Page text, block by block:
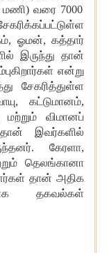
மணி) வரை 7000
, ஓமன், கத்தார்
இருந்து தான்
என்று
சேகரித்துள்ள
, கட்டுமானம்,
மற்றும்
விமானப்
தான்
இவர்களில்
. கேரளா,
தெலங்கானா
தான் அதிக
தகவல்கள்